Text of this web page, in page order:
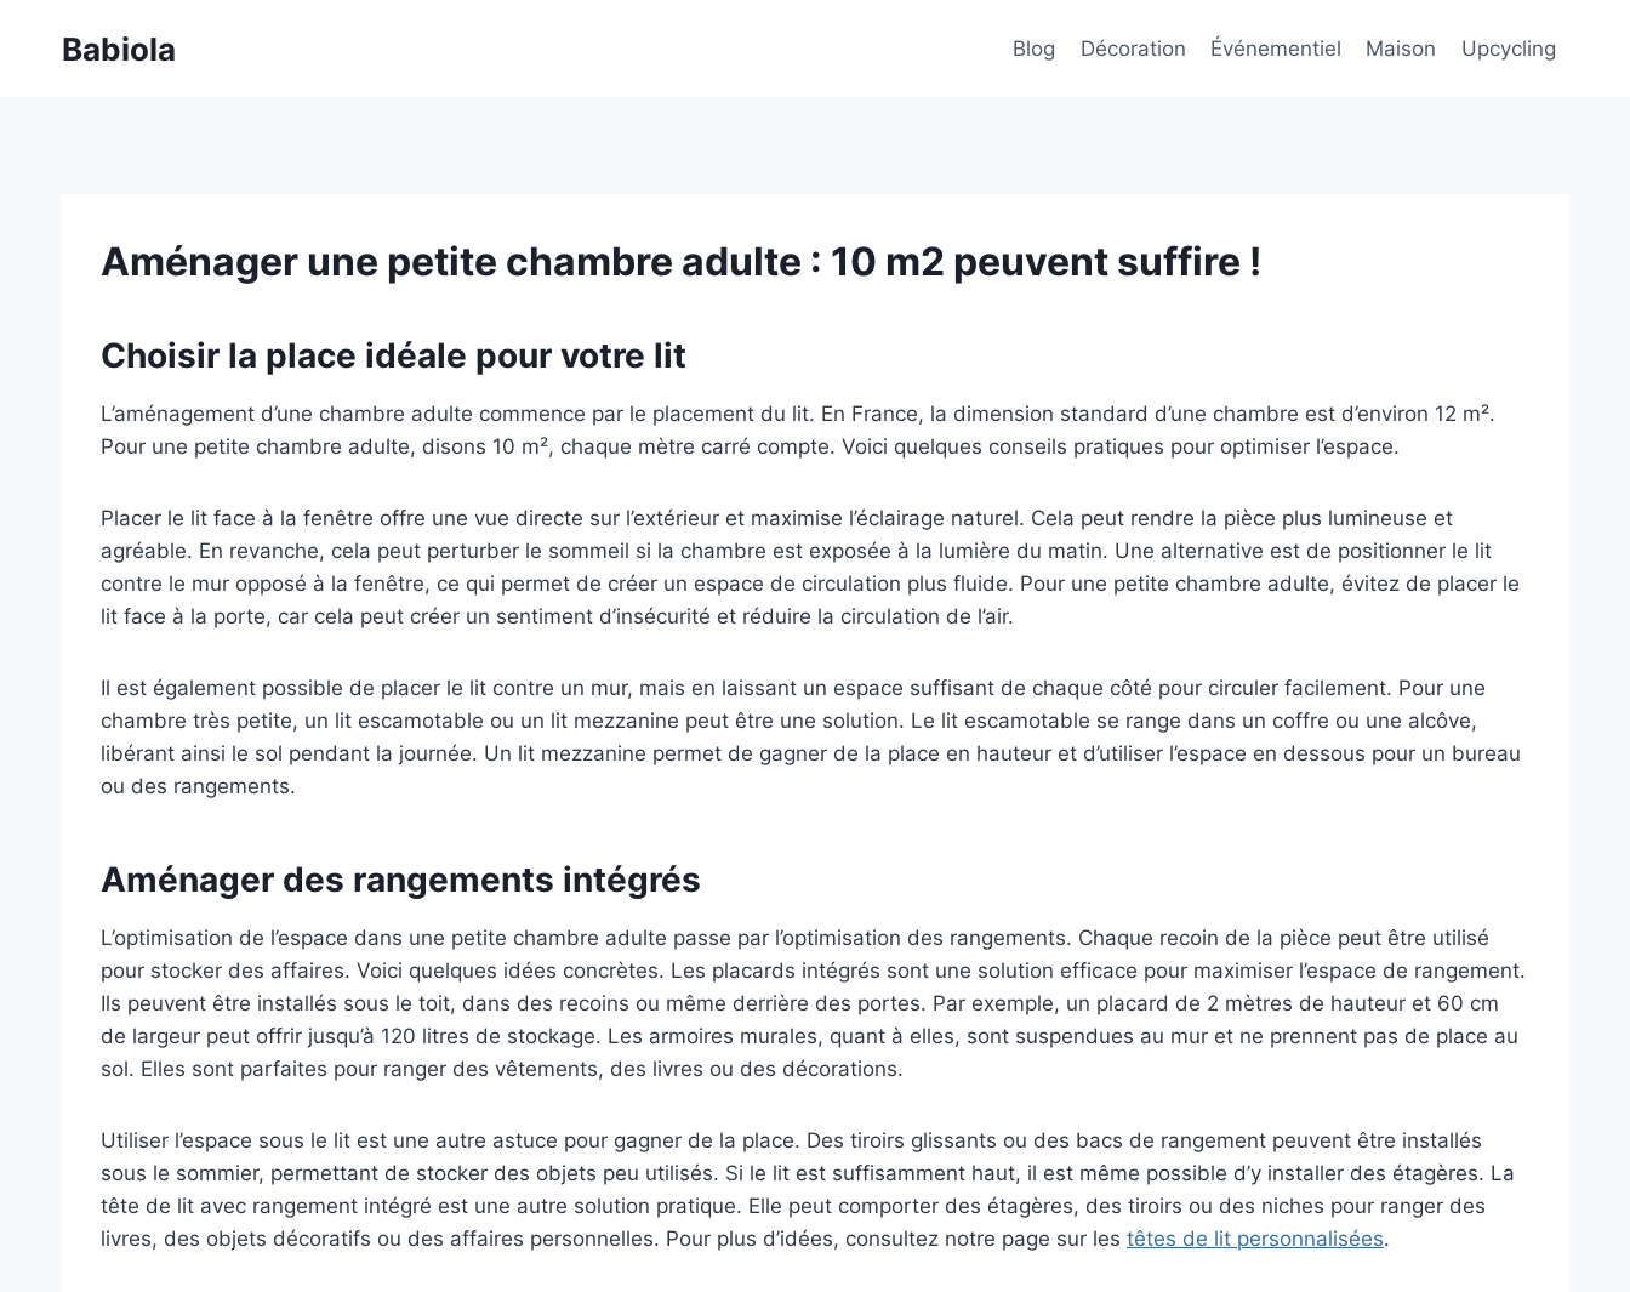
Babiola Blog Décoration Événementiel Maison Upcycling
Aménager une petite chambre adulte : 10 m2 peuvent suffire !
Choisir la place idéale pour votre lit
L’aménagement d’une chambre adulte commence par le placement du lit. En France, la dimension standard d’une chambre est d’environ 12 m².
Pour une petite chambre adulte, disons 10 m², chaque mètre carré compte. Voici quelques conseils pratiques pour optimiser l’espace.
Placer le lit face à la fenêtre offre une vue directe sur l’extérieur et maximise l’éclairage naturel. Cela peut rendre la pièce plus lumineuse et
agréable. En revanche, cela peut perturber le sommeil si la chambre est exposée à la lumière du matin. Une alternative est de positionner le lit
contre le mur opposé à la fenêtre, ce qui permet de créer un espace de circulation plus fluide. Pour une petite chambre adulte, évitez de placer le
lit face à la porte, car cela peut créer un sentiment d’insécurité et réduire la circulation de l’air.
Il est également possible de placer le lit contre un mur, mais en laissant un espace suffisant de chaque côté pour circuler facilement. Pour une
chambre très petite, un lit escamotable ou un lit mezzanine peut être une solution. Le lit escamotable se range dans un coffre ou une alcôve,
libérant ainsi le sol pendant la journée. Un lit mezzanine permet de gagner de la place en hauteur et d’utiliser l’espace en dessous pour un bureau
ou des rangements.
Aménager des rangements intégrés
L’optimisation de l’espace dans une petite chambre adulte passe par l’optimisation des rangements. Chaque recoin de la pièce peut être utilisé
pour stocker des affaires. Voici quelques idées concrètes. Les placards intégrés sont une solution efficace pour maximiser l’espace de rangement.
Ils peuvent être installés sous le toit, dans des recoins ou même derrière des portes. Par exemple, un placard de 2 mètres de hauteur et 60 cm
de largeur peut offrir jusqu’à 120 litres de stockage. Les armoires murales, quant à elles, sont suspendues au mur et ne prennent pas de place au
sol. Elles sont parfaites pour ranger des vêtements, des livres ou des décorations.
Utiliser l’espace sous le lit est une autre astuce pour gagner de la place. Des tiroirs glissants ou des bacs de rangement peuvent être installés
sous le sommier, permettant de stocker des objets peu utilisés. Si le lit est suffisamment haut, il est même possible d’y installer des étagères. La
tête de lit avec rangement intégré est une autre solution pratique. Elle peut comporter des étagères, des tiroirs ou des niches pour ranger des
livres, des objets décoratifs ou des affaires personnelles. Pour plus d’idées, consultez notre page sur les têtes de lit personnalisées.